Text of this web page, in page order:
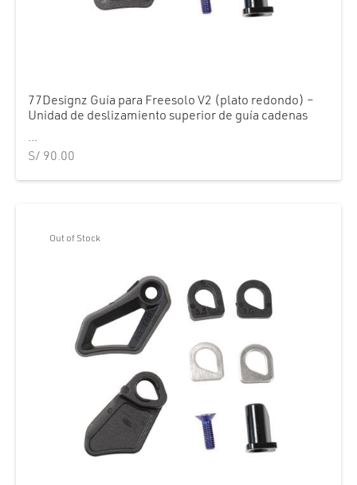
77Designz Guía para Freesolo V2 (plato redondo) –
Unidad de deslizamiento superior de guía cadenas
...
S/ 90.00
Out of Stock